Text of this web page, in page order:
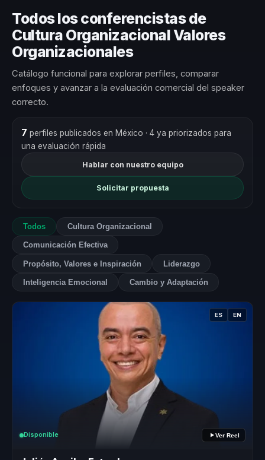
Todos los conferencistas de
Cultura Organizacional Valores
Organizacionales
Catálogo funcional para explorar perfiles, comparar
enfoques y avanzar a la evaluación comercial del speaker
correcto.
7 perfiles publicados en México · 4 ya priorizados para
una evaluación rápida
Hablar con nuestro equipo
Solicitar propuesta
Todos Cultura Organizacional
Comunicación Efectiva
Propósito, Valores e Inspiración Liderazgo
Inteligencia Emocional Cambio y Adaptación
ES EN
Disponible Ver Reel